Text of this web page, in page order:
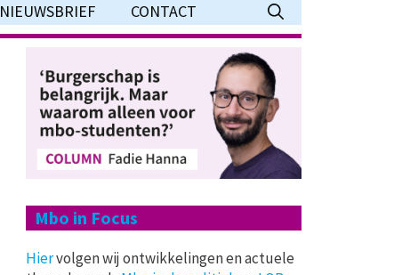
NIEUWSBRIEF CONTACT
Mbo in Focus
Hiervolgen wij ontwikkelingen en actuele